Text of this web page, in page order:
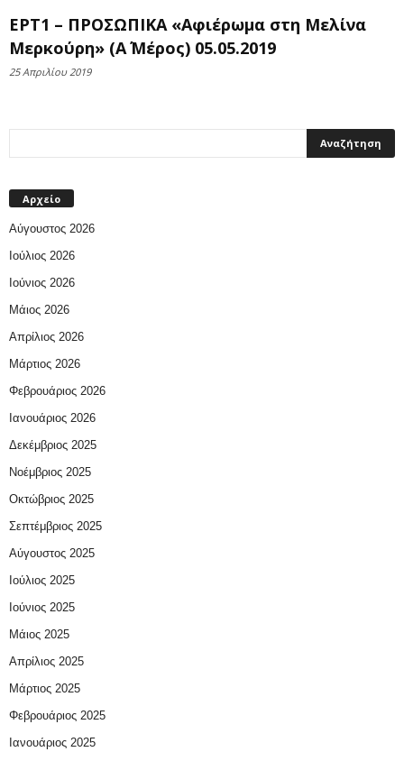
ΕΡΤ1 – ΠΡΟΣΩΠΙΚΑ «Αφιέρωμα στη Μελίνα
Μερκούρη» (Α΄ Μέρος) 05.05.2019
25 Απριλίου 2019
Αρχείο
Αύγουστος 2026
Ιούλιος 2026
Ιούνιος 2026
Μάιος 2026
Απρίλιος 2026
Μάρτιος 2026
Φεβρουάριος 2026
Ιανουάριος 2026
Δεκέμβριος 2025
Νοέμβριος 2025
Οκτώβριος 2025
Σεπτέμβριος 2025
Αύγουστος 2025
Ιούλιος 2025
Ιούνιος 2025
Μάιος 2025
Απρίλιος 2025
Μάρτιος 2025
Φεβρουάριος 2025
Ιανουάριος 2025